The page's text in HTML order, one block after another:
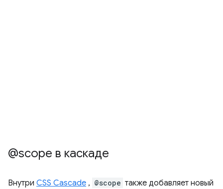
@scope в каскаде
Внутри CSS Cascade , @scope также добавляет новый